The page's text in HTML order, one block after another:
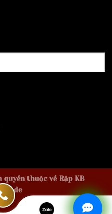
quyền thuộc về Rập KB